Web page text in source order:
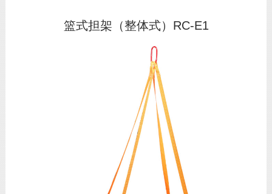
篮式担架（整体式）RC-E1